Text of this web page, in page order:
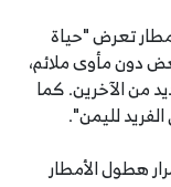
تعرض "حياة
دون مأوى ملائم،
من الآخرين. كما
لليمن".
هطول الأمطار